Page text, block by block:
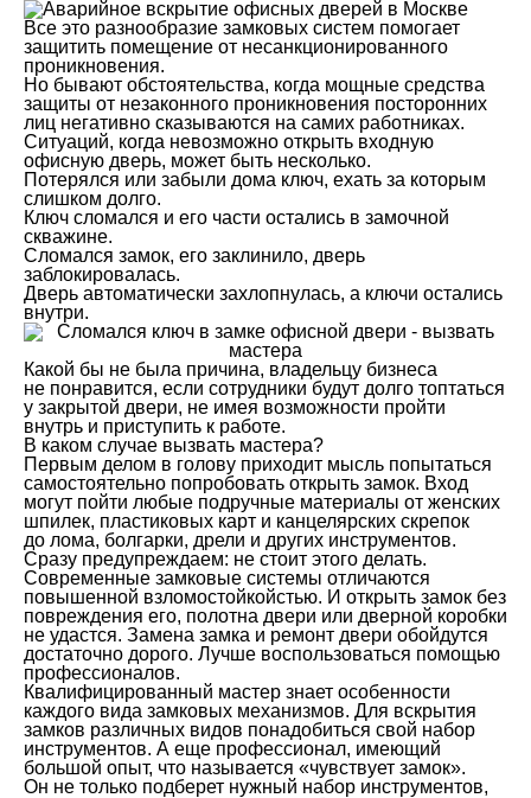
Все это разнообразие замковых систем помогает
защитить помещение от несанкционированного
проникновения.
Но бывают обстоятельства, когда мощные средства
защиты от незаконного проникновения посторонних
лиц негативно сказываются на самих работниках.
Ситуаций, когда невозможно открыть входную
офисную дверь, может быть несколько.
Потерялся или забыли дома ключ, ехать за которым
слишком долго.
Ключ сломался и его части остались в замочной
скважине.
Сломался замок, его заклинило, дверь
заблокировалась.
Дверь автоматически захлопнулась, а ключи остались
внутри.
Какой бы не была причина, владельцу бизнеса
не понравится, если сотрудники будут долго топтаться
у закрытой двери, не имея возможности пройти
внутрь и приступить к работе.
В каком случае вызвать мастера?
Первым делом в голову приходит мысль попытаться
самостоятельно попробовать открыть замок. Вход
могут пойти любые подручные материалы от женских
шпилек, пластиковых карт и канцелярских скрепок
до лома, болгарки, дрели и других инструментов.
Сразу предупреждаем: не стоит этого делать.
Современные замковые системы отличаются
повышенной взломостойкойстью. И открыть замок без
повреждения его, полотна двери или дверной коробки
не удастся. Замена замка и ремонт двери обойдутся
достаточно дорого. Лучше воспользоваться помощью
профессионалов.
Квалифицированный мастер знает особенности
каждого вида замковых механизмов. Для вскрытия
замков различных видов понадобиться свой набор
инструментов. А еще профессионал, имеющий
большой опыт, что называется «чувствует замок».
Он не только подберет нужный набор инструментов,